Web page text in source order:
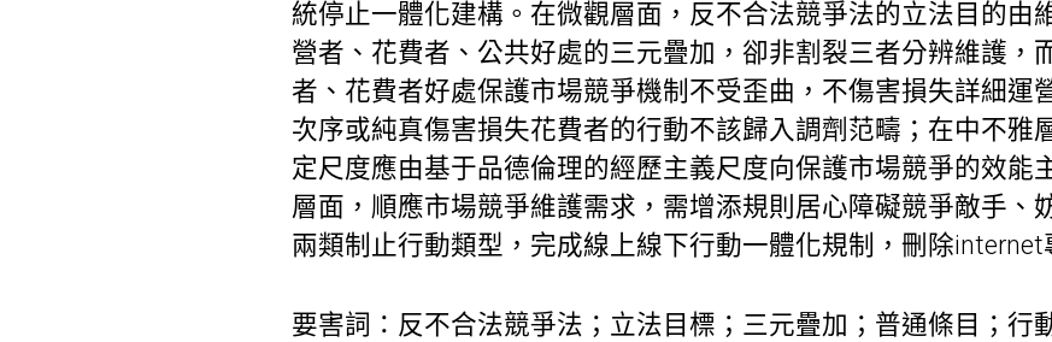
統停止一體化建構。在微觀層面，反不合法競爭法的立法目的由
營者、花費者、公共好處的三元疊加，卻非割裂三者分辨維護，
者、花費者好處保護市場競爭機制不受歪曲，不傷害損失詳細運
次序或純真傷害損失花費者的行動不該歸入調劑范疇；在中不雅
定尺度應由基于品德倫理的經歷主義尺度向保護市場競爭的效能
層面，順應市場競爭維護需求，需增添規則居心障礙競爭敵手、
兩類制止行動類型，完成線上線下行動一體化規制，刪除internet
要害詞：反不合法競爭法；立法目標；三元疊加；普通條目；行